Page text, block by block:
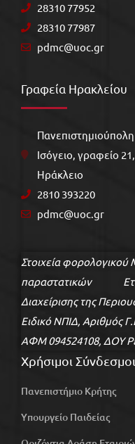
28310 77952
28310 77987
pdmc@uoc.gr
Γραφεία Ηρακλείου
Πανεπιστημιούπολη
Ισόγειο, γραφείο
Ηράκλειο
2810 393220
pdmc@uoc.gr
Στοιχεία
παραστατικών
Διαχείρισης της
Ειδικό ΝΠΙΔ, Αριθμός
ΑΦΜ 094524108, ΔΟΥ
Χρήσιμοι Σύνδεσμοι
Πανεπιστήμιο Κρήτης
Υπουργείο Παιδείας